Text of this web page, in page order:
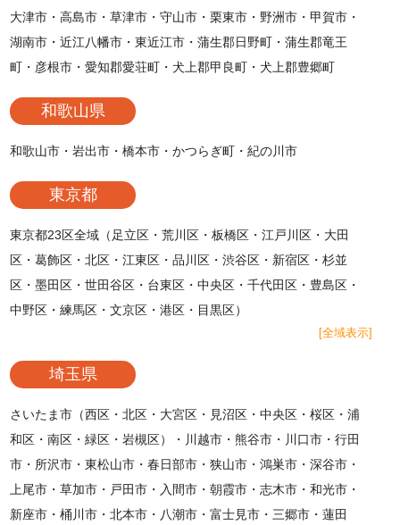
大津市・高島市・草津市・守山市・栗東市・野洲市・甲賀市・
湖南市・近江八幡市・東近江市・蒲生郡日野町・蒲生郡竜王
町・彦根市・愛知郡愛荘町・犬上郡甲良町・犬上郡豊郷町
和歌山県
和歌山市・岩出市・橋本市・かつらぎ町・紀の川市
東京都
東京都23区全域（足立区・荒川区・板橋区・江戸川区・大田
区・葛飾区・北区・江東区・品川区・渋谷区・新宿区・杉並
区・墨田区・世田谷区・台東区・中央区・千代田区・豊島区・
中野区・練馬区・文京区・港区・目黒区）
[全域表示]
埼玉県
さいたま市（西区・北区・大宮区・見沼区・中央区・桜区・浦
和区・南区・緑区・岩槻区）・川越市・熊谷市・川口市・行田
市・所沢市・東松山市・春日部市・狭山市・鴻巣市・深谷市・
上尾市・草加市・戸田市・入間市・朝霞市・志木市・和光市・
新座市・桶川市・北本市・八潮市・富士見市・三郷市・蓮田